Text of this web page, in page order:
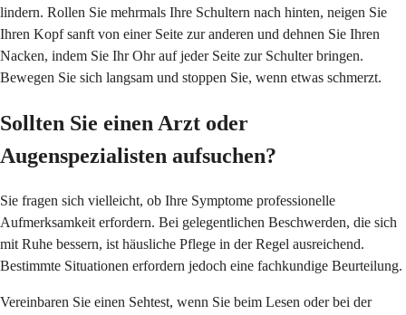
lindern. Rollen Sie mehrmals Ihre Schultern nach hinten, neigen Sie
Ihren Kopf sanft von einer Seite zur anderen und dehnen Sie Ihren
Nacken, indem Sie Ihr Ohr auf jeder Seite zur Schulter bringen.
Bewegen Sie sich langsam und stoppen Sie, wenn etwas schmerzt.
Sollten Sie einen Arzt oder
Augenspezialisten aufsuchen?
Sie fragen sich vielleicht, ob Ihre Symptome professionelle
Aufmerksamkeit erfordern. Bei gelegentlichen Beschwerden, die sich
mit Ruhe bessern, ist häusliche Pflege in der Regel ausreichend.
Bestimmte Situationen erfordern jedoch eine fachkundige Beurteilung.
Vereinbaren Sie einen Sehtest, wenn Sie beim Lesen oder bei der